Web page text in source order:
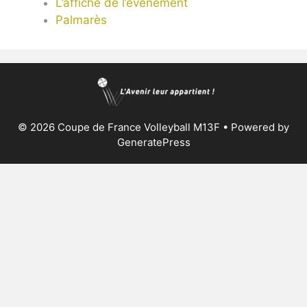
L’affiche de l’événement
Palmarès
© 2026 Coupe de France Volleyball M13F • Powered by
GeneratePress